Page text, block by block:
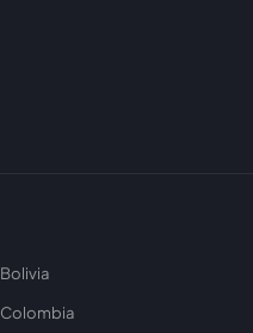
Bolivia
Colombia